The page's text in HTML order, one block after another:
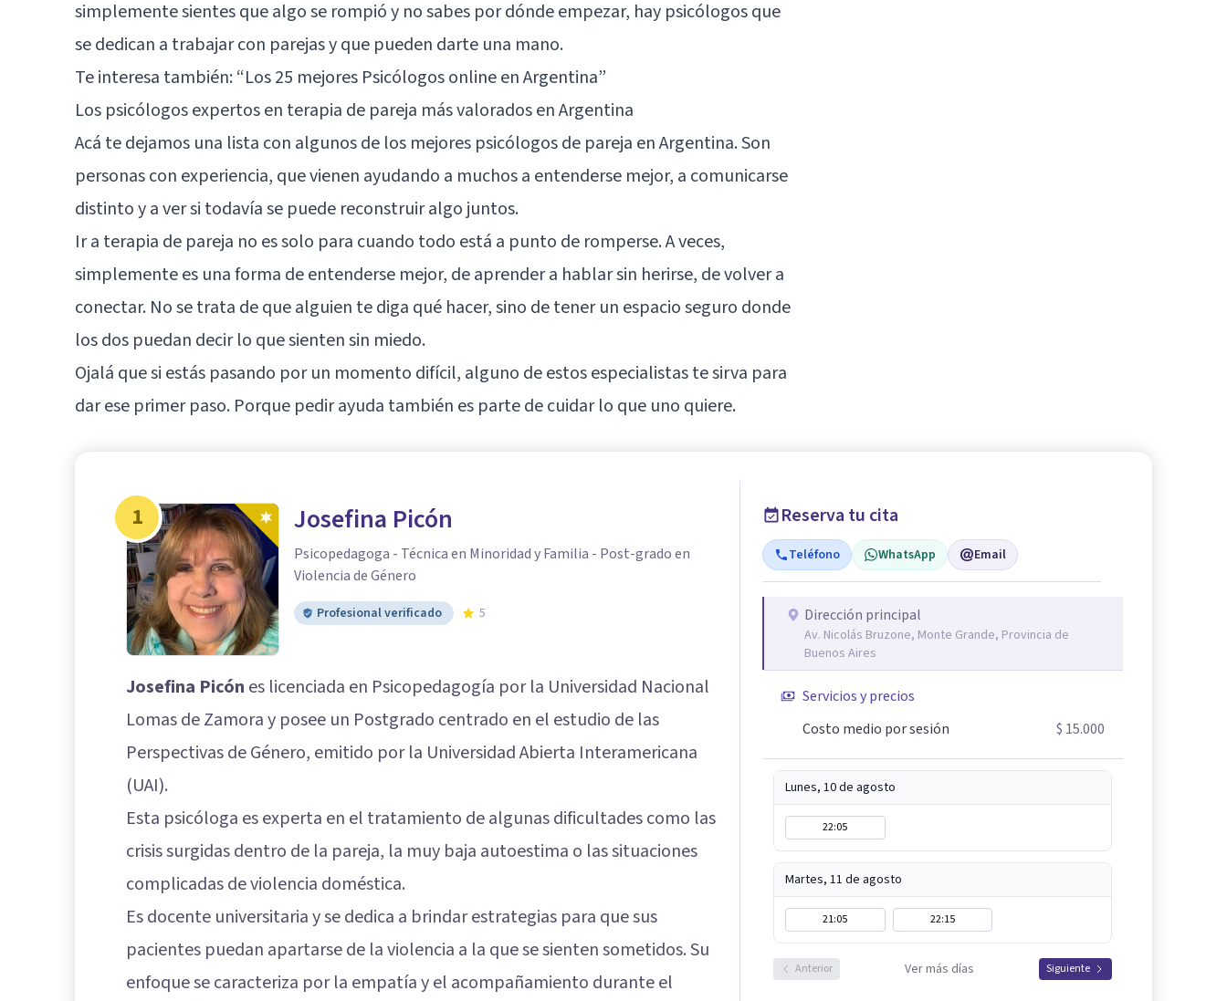
simplemente sientes que algo se rompió y no sabes por dónde empezar, hay psicólogos que
se dedican a trabajar con parejas y que pueden darte una mano.
Te interesa también:“Los 25 mejores Psicólogos online en Argentina”
Los psicólogos expertos en terapia de pareja más valorados en Argentina
Acá te dejamos una lista con algunos de los mejores psicólogos de pareja en Argentina. Son
personas con experiencia, que vienen ayudando a muchos a entenderse mejor, a comunicarse
distinto y a ver si todavía se puede reconstruir algo juntos.
Ir a terapia de pareja no es solo para cuando todo está a punto de romperse. A veces,
simplemente es una forma de entenderse mejor, de aprender a hablar sin herirse, de volver a
conectar. No se trata de que alguien te diga qué hacer, sino de tener un espacio seguro donde
los dos puedan decir lo que sienten sin miedo.
Ojalá que si estás pasando por un momento difícil, alguno de estos especialistas te sirva para
dar ese primer paso. Porque pedir ayuda también es parte de cuidar lo que uno quiere.
1 Josefina Picón
Psicopedagoga - Técnica en Minoridad y Familia - Post-grado en
Violencia de Género
Profesional verificado 5
Josefina Picón es licenciada en Psicopedagogía por la Universidad Nacional
Lomas de Zamora y posee un Postgrado centrado en el estudio de las
Perspectivas de Género, emitido por la Universidad Abierta Interamericana
(UAI).
Esta psicóloga es experta en el tratamiento de algunas dificultades como las
crisis surgidas dentro de la pareja, la muy baja autoestima o las situaciones
complicadas de violencia doméstica.
Es docente universitaria y se dedica a brindar estrategias para que sus
pacientes puedan apartarse de la violencia a la que se sienten sometidos. Su
enfoque se caracteriza por la empatía y el acompañamiento durante el
Reserva tu cita
Teléfono WhatsApp Email
Dirección principal
Av. Nicolás Bruzone, Monte Grande, Provincia de
Buenos Aires
Servicios y precios
Costo medio por sesión
$ 15.000
Lunes, 10 de agosto
22:05
Martes, 11 de agosto
21:05 22:15
Anterior Ver más días Siguiente